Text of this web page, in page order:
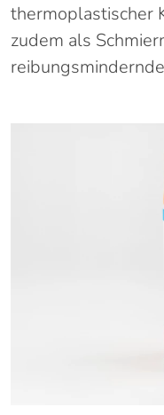
thermoplastischer
zudem als